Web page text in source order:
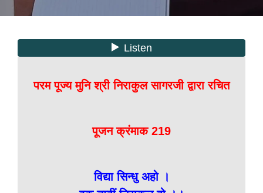
परम पूज्य मुनि श्री निराकुल सागरजी द्वारा रचित
पूजन क्रंमाक 219
विद्या सिन्धु अहो ।